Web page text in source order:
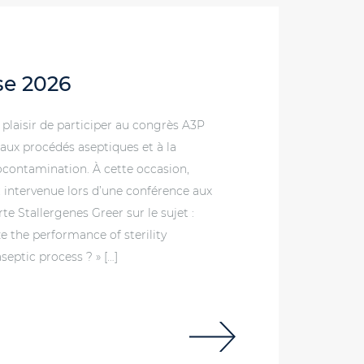
2026
plaisir de participer au congrès A3P
procédés aseptiques et à la
À cette occasion,
lors d’une conférence aux
Stallergenes Greer sur le sujet :
the performance of sterility
process ? » […]